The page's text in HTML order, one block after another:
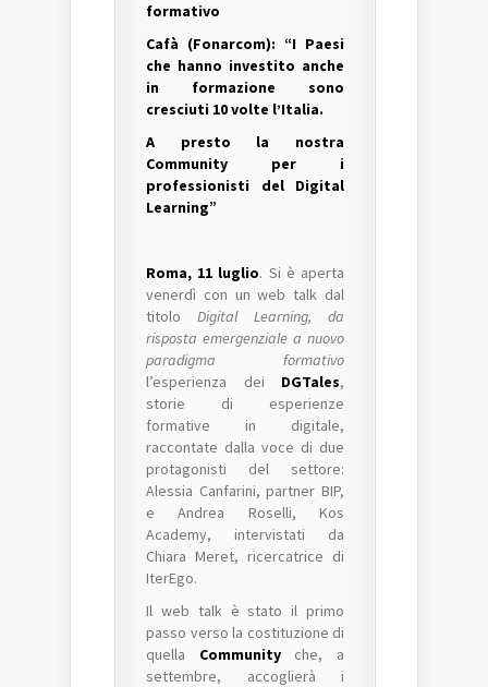
formativo
Cafà (Fonarcom): “I Paesi
che hanno investito anche
in formazione sono
cresciuti 10 volte l’Italia.
A presto la nostra
Community per i
professionisti del Digital
Learning”
Roma, 11 luglio. Si è aperta
venerdì con un web talk dal
titolo Digital Learning, da
risposta emergenziale a nuovo
paradigma formativo
l’esperienza dei DGTales,
storie di esperienze
formative in digitale,
raccontate dalla voce di due
protagonisti del settore:
Alessia Canfarini, partner BIP,
e Andrea Roselli, Kos
Academy, intervistati da
Chiara Meret, ricercatrice di
IterEgo.
Il web talk è stato il primo
passo verso la costituzione di
quella Communityche, a
settembre, accoglierà i